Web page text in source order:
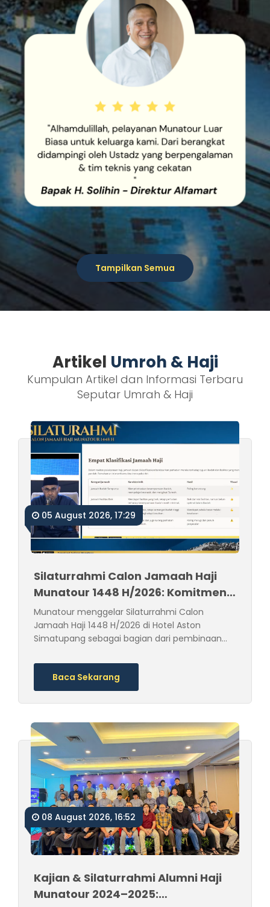
MUNATOUR LUAR BIASA
BERANGKAT DIDAMPINGI OLEH
USTADZ YANG
BERPENGALAMAN & TIM
TEKNIS YANG CEKATAN
Tampilkan Semua
Artikel Umroh & Haji
Kumpulan Artikel dan Informasi Terbaru
Seputar Umrah & Haji
05 August 2026, 17:29
Silaturrahmi Calon Jamaah Haji
Munatour 1448 H/2026: Komitmen
Mendampingi Jamaah Sejak
Pendaftaran hingga Pasca Haji
Munatour menggelar Silaturrahmi Calon
Jamaah Haji 1448 H/2026 di Hotel Aston
Simatupang sebagai bagian dari pembinaan
bimbingan ibadah sesuai sunnah.
Baca Sekarang
08 August 2026, 16:52
Kajian & Silaturrahmi Alumni Haji
Munatour 2024–2025: